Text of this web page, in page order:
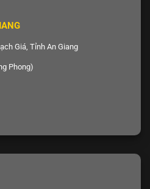
Giá, Tỉnh An Giang
Phong)